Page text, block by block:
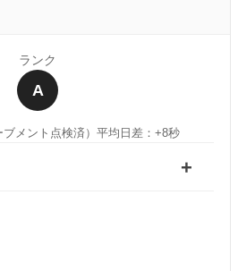
ランク
A
メント点検済） 平均日差：+8秒